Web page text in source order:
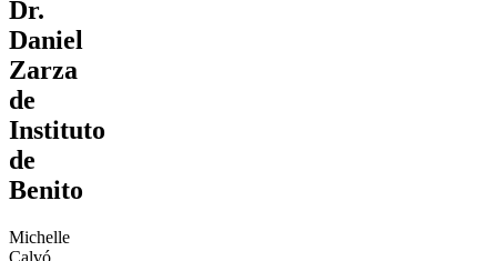
Dr.
Daniel
Zarza
de
Instituto
de
Benito
Michelle